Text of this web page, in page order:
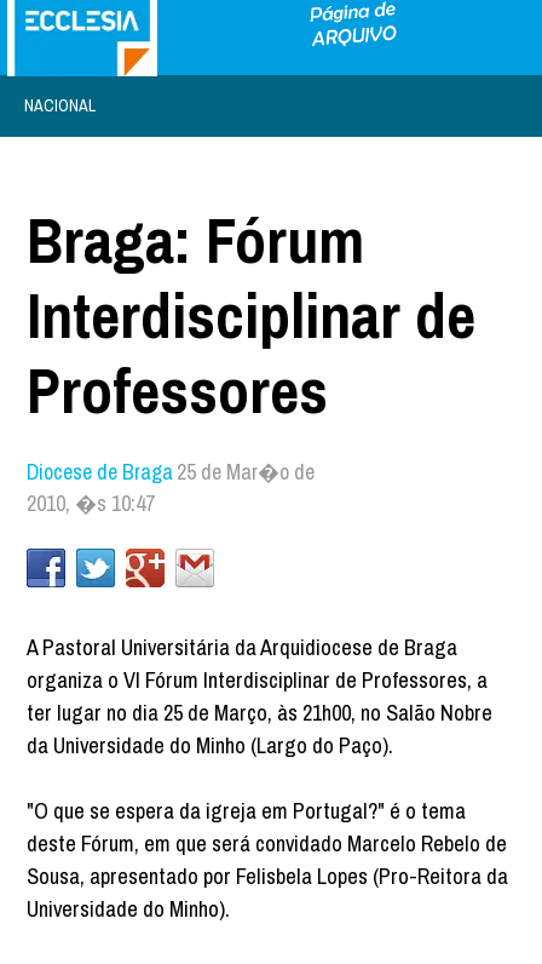
NACIONAL
Braga: Fórum
Interdisciplinar de
Professores
Diocese de Braga25 de Mar�o de
2010, �s 10:47
A Pastoral Universitária da Arquidiocese de Braga
organiza o VI Fórum Interdisciplinar de Professores, a
ter lugar no dia 25 de Março, às 21h00, no Salão Nobre
da Universidade do Minho (Largo do Paço).
"O que se espera da igreja em Portugal?" é o tema
deste Fórum, em que será convidado Marcelo Rebelo de
Sousa, apresentado por Felisbela Lopes (Pro-Reitora da
Universidade do Minho).